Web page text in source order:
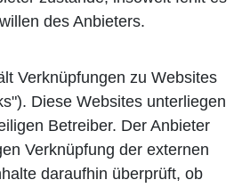
des Anbieters.
Verknüpfungen zu Websites
Diese Websites unterliegen
Betreiber. Der Anbieter
Verknüpfung der externen
daraufhin überprüft, ob